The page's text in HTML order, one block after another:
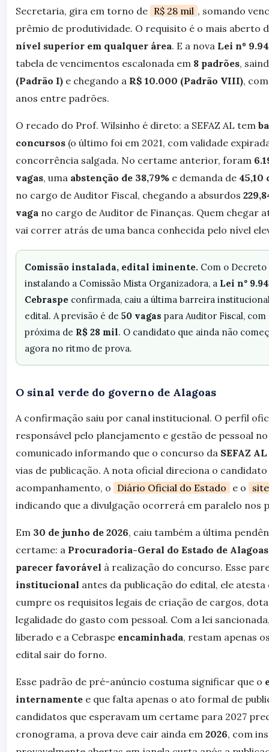
Secretaria, gira em torno de R$ 28 mil , somando
prêmio de produtividade. O requisito é o mais aberto
nível superior em qualquer área. E a nova Lei nº
tabela de vencimentos escalonada em 8 padrões,
(Padrão I) e chegando a R$ 10.000 (Padrão VIII),
anos entre padrões.
O recado do Prof. Wilsinho é direto: a SEFAZ AL tem
concursos (o último foi em 2021, com validade
concorrência salgada. No certame anterior, foram
vagas, uma abstenção de 38,79% e demanda de 45,10
no cargo de Auditor Fiscal, chegando a absurdos
vaga no cargo de Auditor de Finanças. Quem chegar
vai correr atrás de uma banca conhecida pelo nível
Comissão instalada, edital iminente. Com o
instalando a Comissão Mista Organizadora, a Lei nº
Cebraspe confirmada, caiu a última barreira
edital. A previsão é de 50 vagas para Auditor Fiscal,
próxima de R$ 28 mil. O candidato que ainda não
agora no ritmo de prova.
O sinal verde do governo de Alagoas
A confirmação saiu por canal institucional. O perfil
responsável pelo planejamento e gestão de pessoal
comunicado informando que o concurso da SEFAZ AL
vias de publicação. A nota oficial direciona o
acompanhamento, o Diário Oficial do Estado e o
indicando que a divulgação ocorrerá em paralelo nos
Em 30 de junho de 2026, caiu também a última
certame: a Procuradoria-Geral do Estado de
parecer favorável à realização do concurso. Esse
institucional antes da publicação do edital, ele
cumpre os requisitos legais de criação de cargos,
legalidade do gasto com pessoal. Com a lei
liberado e a Cebraspe encaminhada, restam apenas
edital sair do forno.
Esse padrão de pré-anúncio costuma significar que o
internamente e que falta apenas o ato formal de
candidatos que esperavam um certame para 2027
cronograma, a prova deve cair ainda em 2026, com